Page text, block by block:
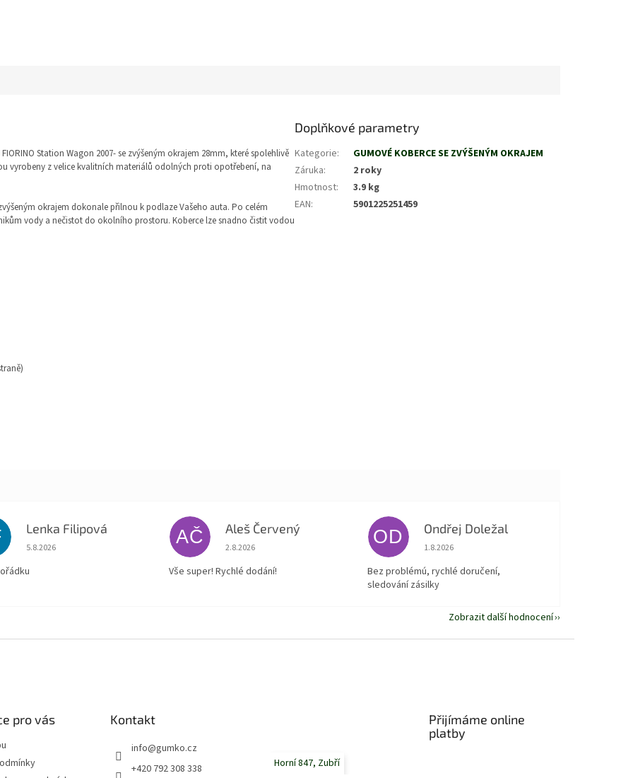
Station Wagon 2007- se zvýšeným okrajem 28mm, které spolehlivě
vyrobeny z velice kvalitních materiálů odolných proti opotřebení, na
okrajem dokonale přilnou k podlaze Vašeho auta. Po celém
vody a nečistot do okolního prostoru. Koberce lze snadno čistit vodou
Doplňkové parametry
Kategorie:
GUMOVÉ KOBERCE SE ZVÝŠENÝM OKRAJEM
Záruka:
2 roky
Hmotnost:
3.9 kg
EAN: 5901225251459
Lenka Filipová
Hodnocení obchodu je 5 z 5 hvězdiček.
5.8.2026
AČ Aleš Červený
Hodnocení obchodu je 5 z 5 hvězdiček.
2.8.2026
Vše super! Rychlé dodání!
OD Ondřej Doležal
Hodnocení obchodu je 5 z 5 hvězdiček.
1.8.2026
Bez problémú, rychlé doručení,
sledování zásilky
Zobrazit další hodnocení
pro vás Kontakt
info@gumko.cz
+420 792 308 338
Horní 847, Zubří
Přijímáme online
platby